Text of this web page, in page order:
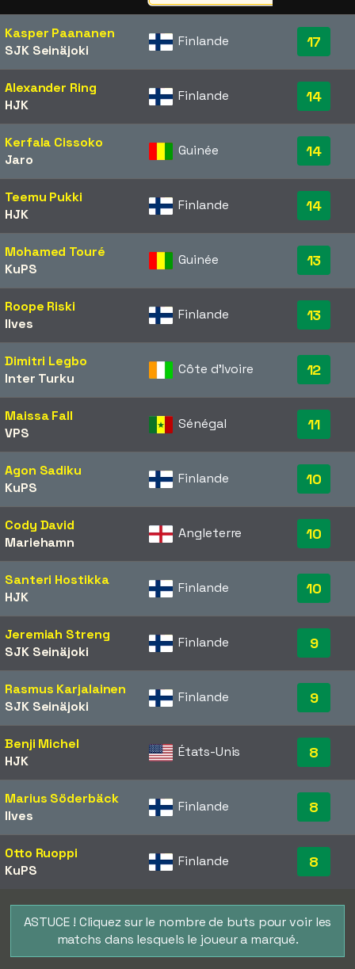
Kasper Paananen
SJK Seinäjoki
Finlande 17
Alexander Ring
HJK
Finlande 14
Kerfala Cissoko
Jaro
Guinée 14
Teemu Pukki
HJK
Finlande 14
Mohamed Touré
KuPS
Guinée 13
Roope Riski
Ilves
Finlande 13
Dimitri Legbo
Inter Turku
Côte d'Ivoire 12
Maissa Fall
VPS
Sénégal 11
Agon Sadiku
KuPS
Finlande 10
Cody David
Mariehamn
Angleterre 10
Santeri Hostikka
HJK
Finlande 10
Jeremiah Streng
SJK Seinäjoki
Finlande 9
Rasmus Karjalainen
SJK Seinäjoki
Finlande 9
Benji Michel
HJK
États-Unis 8
Marius Söderbäck
Ilves
Finlande 8
Otto Ruoppi
KuPS
Finlande 8
ASTUCE ! Cliquez sur le nombre de buts pour voir les
matchs dans lesquels le joueur a marqué.